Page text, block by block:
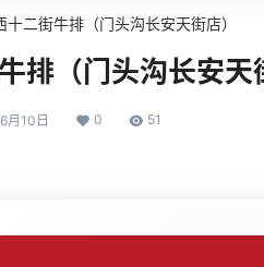
十二街牛排（门头沟长安天街店）
排（门头沟长安天
月10日 0 51